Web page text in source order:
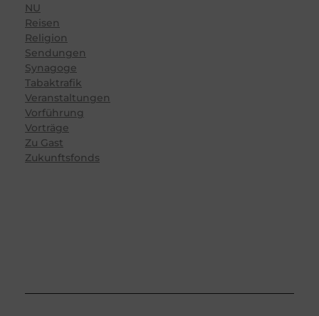
NU
Reisen
Religion
Sendungen
Synagoge
Tabaktrafik
Veranstaltungen
Vorführung
Vorträge
Zu Gast
Zukunftsfonds